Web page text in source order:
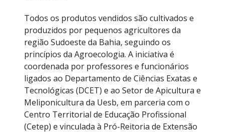
Todos os produtos vendidos são cultivados e
produzidos por pequenos agricultores da
região Sudoeste da Bahia, seguindo os
princípios da Agroecologia. A iniciativa é
coordenada por professores e funcionários
ligados ao Departamento de Ciências Exatas e
Tecnológicas (DCET) e ao Setor de Apicultura e
Meliponicultura da Uesb, em parceria com o
Centro Territorial de Educação Profissional
(Cetep) e vinculada à Pró-Reitoria de Extensão